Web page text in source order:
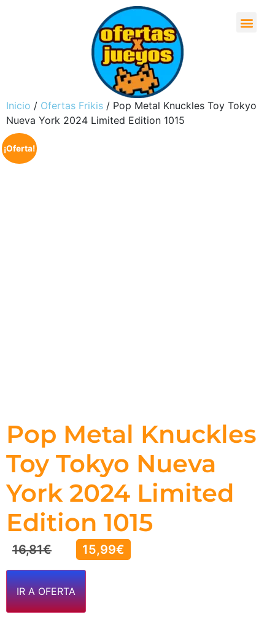
Inicio / Ofertas Frikis / Pop Metal Knuckles Toy Tokyo
Nueva York 2024 Limited Edition 1015
¡Oferta!
Pop Metal Knuckles
Toy Tokyo Nueva
York 2024 Limited
Edition 1015
16,81€ 15,99€
IR A OFERTA